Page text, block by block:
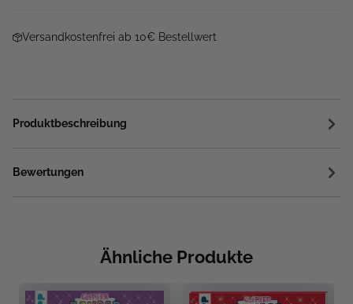
Versandkostenfrei ab 10€ Bestellwert
Produktbeschreibung
Bewertungen
Ähnliche Produkte